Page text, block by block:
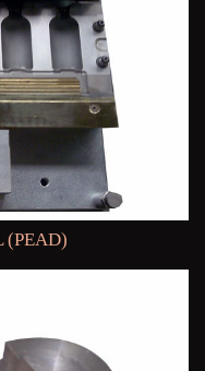
(PEAD)